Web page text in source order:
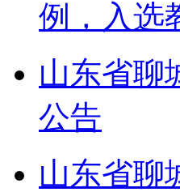
例，入选
山东省聊
公告
山东省聊